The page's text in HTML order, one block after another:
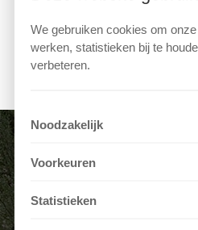
Dan kom ik deze cirkel uit,
We gebruiken cookies om
werken, statistieken bij te
verbeteren.
Noodzakelijk
Voorkeuren
Statistieken